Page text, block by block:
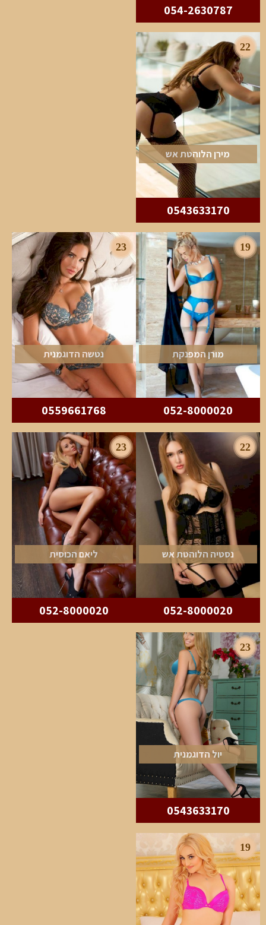
054-2630787
22
מירן הלוהטת אש
0543633170
19
מורן המפנקת
052-8000020
23
נטשה הדוגמנית
0559661768
22
נסטיה הלוהטת אש
052-8000020
23
ליאם הכוסית
052-8000020
23
יול הדוגמנית
0543633170
19